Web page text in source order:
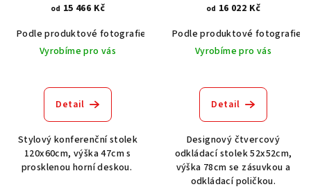
od 15 466 Kč
Podle produktové fotografie
Akát vintage BT1551
Dub světlý
Vyrobíme pro vás
Detail
Stylový konferenční stolek
120x60cm, výška 47cm s
prosklenou horní deskou.
od 16 022 Kč
Podle produktové fotografie
Vyrobíme pro vás
Detail
Designový čtvercový
odkládací stolek 52x52cm,
výška 78cm se zásuvkou a
odkládací poličkou.